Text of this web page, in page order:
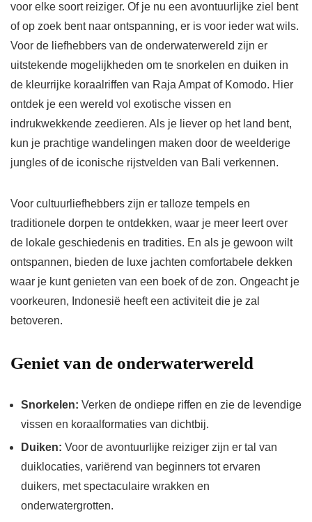
voor elke soort reiziger. Of je nu een avontuurlijke ziel bent
of op zoek bent naar ontspanning, er is voor ieder wat wils.
Voor de liefhebbers van de onderwaterwereld zijn er
uitstekende mogelijkheden om te snorkelen en duiken in
de kleurrijke koraalriffen van Raja Ampat of Komodo. Hier
ontdek je een wereld vol exotische vissen en
indrukwekkende zeedieren. Als je liever op het land bent,
kun je prachtige wandelingen maken door de weelderige
jungles of de iconische rijstvelden van Bali verkennen.
Voor cultuurliefhebbers zijn er talloze tempels en
traditionele dorpen te ontdekken, waar je meer leert over
de lokale geschiedenis en tradities. En als je gewoon wilt
ontspannen, bieden de luxe jachten comfortabele dekken
waar je kunt genieten van een boek of de zon. Ongeacht je
voorkeuren, Indonesië heeft een activiteit die je zal
betoveren.
Geniet van de onderwaterwereld
Snorkelen: Verken de ondiepe riffen en zie de levendige
vissen en koraalformaties van dichtbij.
Duiken: Voor de avontuurlijke reiziger zijn er tal van
duiklocaties, variërend van beginners tot ervaren
duikers, met spectaculaire wrakken en
onderwatergrotten.